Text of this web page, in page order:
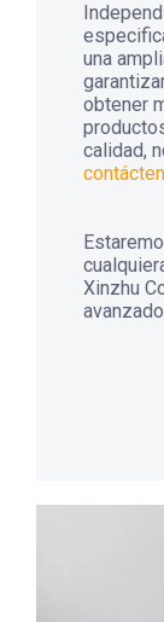
una
obtener
calidad,
Xinzhu